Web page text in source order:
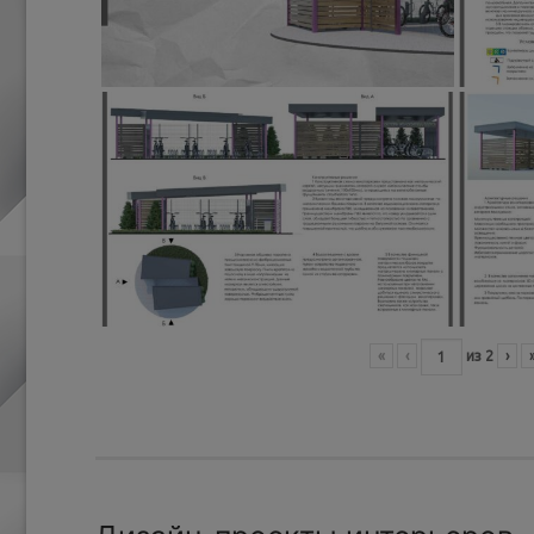
« ‹ из 2 ›